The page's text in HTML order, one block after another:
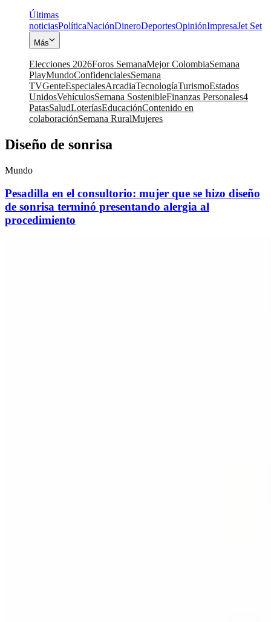
Últimas
noticiasPolíticaNaciónDineroDeportesOpiniónImpresaJet Set
Más
Elecciones 2026Foros SemanaMejor ColombiaSemana
PlayMundoConfidencialesSemana
TVGenteEspecialesArcadiaTecnologíaTurismoEstados
UnidosVehículosSemana SostenibleFinanzas Personales4
PatasSaludLoteríasEducaciónContenido en
colaboraciónSemana RuralMujeres
Diseño de sonrisa
Mundo
Pesadilla en el consultorio: mujer que se hizo diseño
de sonrisa terminó presentando alergia al
procedimiento